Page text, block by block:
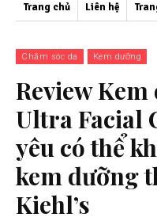
Trang chủ Liên hệ
Chăm sóc da Kem dưỡng
Review Kem
Ultra Facial
yêu có thể
kem dưỡng
Kiehl’s